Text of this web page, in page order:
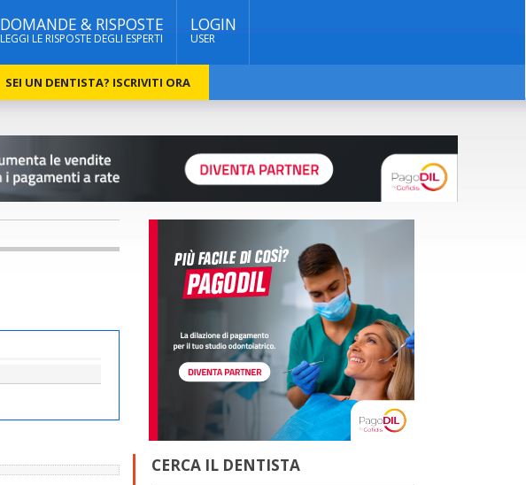
DOMANDE & RISPOSTE
LEGGI LE RISPOSTE DEGLI ESPERTI
LOGIN
USER
SEI UN DENTISTA? ISCRIVITI ORA
CERCA IL DENTISTA